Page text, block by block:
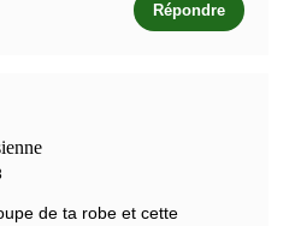
Répondre
de ta robe et cette